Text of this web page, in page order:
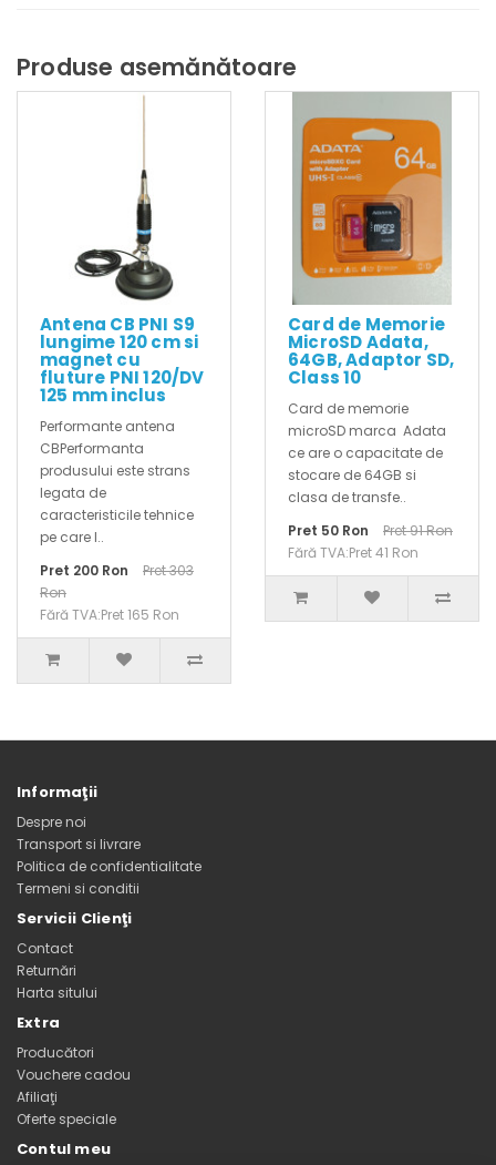
Produse asemănătoare
Antena CB PNI S9
lungime 120 cm si
magnet cu
fluture PNI 120/DV
125 mm inclus
Performante antena
CBPerformanta
produsului este strans
legata de
caracteristicile tehnice
pe care l..
Pret 200 Ron
Pret 303
Ron
Fără TVA:Pret 165 Ron
Card de Memorie
MicroSD Adata,
64GB, Adaptor SD,
Class 10
Card de memorie
microSD marca Adata
ce are o capacitate de
stocare de 64GB si
clasa de transfe..
Pret 50 Ron
Pret 91 Ron
Fără TVA:Pret 41 Ron
Informaţii
Despre noi
Transport si livrare
Politica de confidentialitate
Termeni si conditii
Servicii Clienţi
Contact
Returnări
Harta sitului
Extra
Producători
Vouchere cadou
Afiliaţi
Oferte speciale
Contul meu